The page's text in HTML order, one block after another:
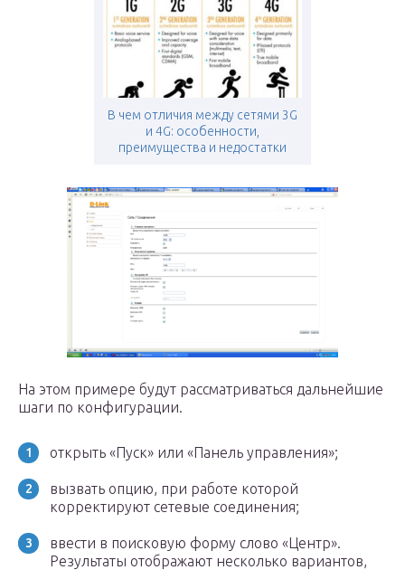
В чем отличия между сетями 3G
и 4G: особенности,
преимущества и недостатки
На этом примере будут рассматриваться дальнейшие
шаги по конфигурации.
открыть «Пуск» или «Панель управления»;
вызвать опцию, при работе которой
корректируют сетевые соединения;
ввести в поисковую форму слово «Центр».
Результаты отображают несколько вариантов,